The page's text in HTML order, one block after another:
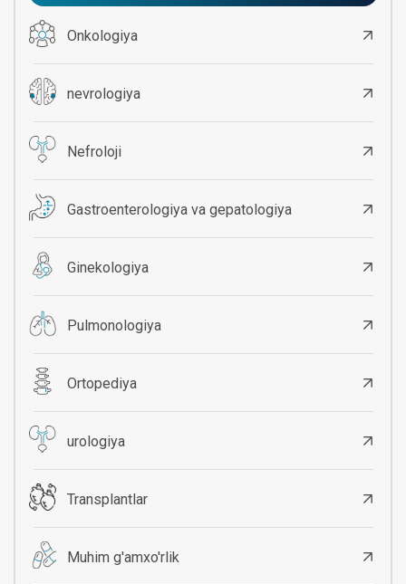
Onkologiya
nevrologiya
Nefroloji
Gastroenterologiya va gepatologiya
Ginekologiya
Pulmonologiya
Ortopediya
urologiya
Transplantlar
Muhim g'amxo'rlik